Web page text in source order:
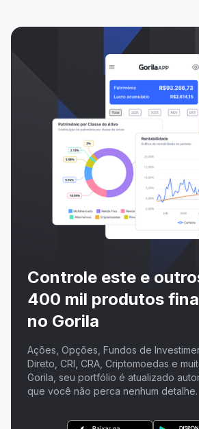
Controle este e
400 mil produtos
no Gorila
Ações, Opções, Fundos de
Direto, CRI, CRA, Criptomoedas e
Gorila, seu portfólio é atualizado
que você não perca nenhum detalhe.